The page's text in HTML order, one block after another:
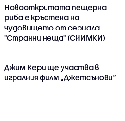
Новооткритата пещерна
риба е кръстена на
чудовището от сериала
"Странни неща" (СНИМКИ)
Джим Кери ще участва в
игралния филм „Джетсънови“